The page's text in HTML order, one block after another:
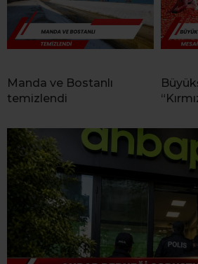
Manda ve Bostanlı
temizlendi